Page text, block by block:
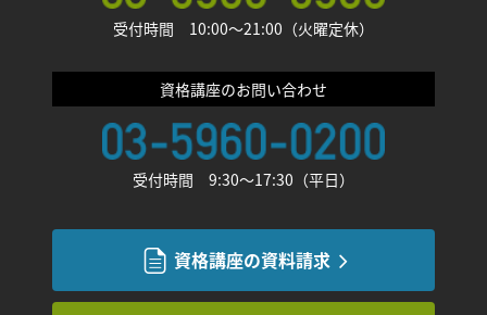
受付時間 10:00〜21:00（火曜定休）
資格講座のお問い合わせ
受付時間 9:30〜17:30（平日）
資格講座の資料請求